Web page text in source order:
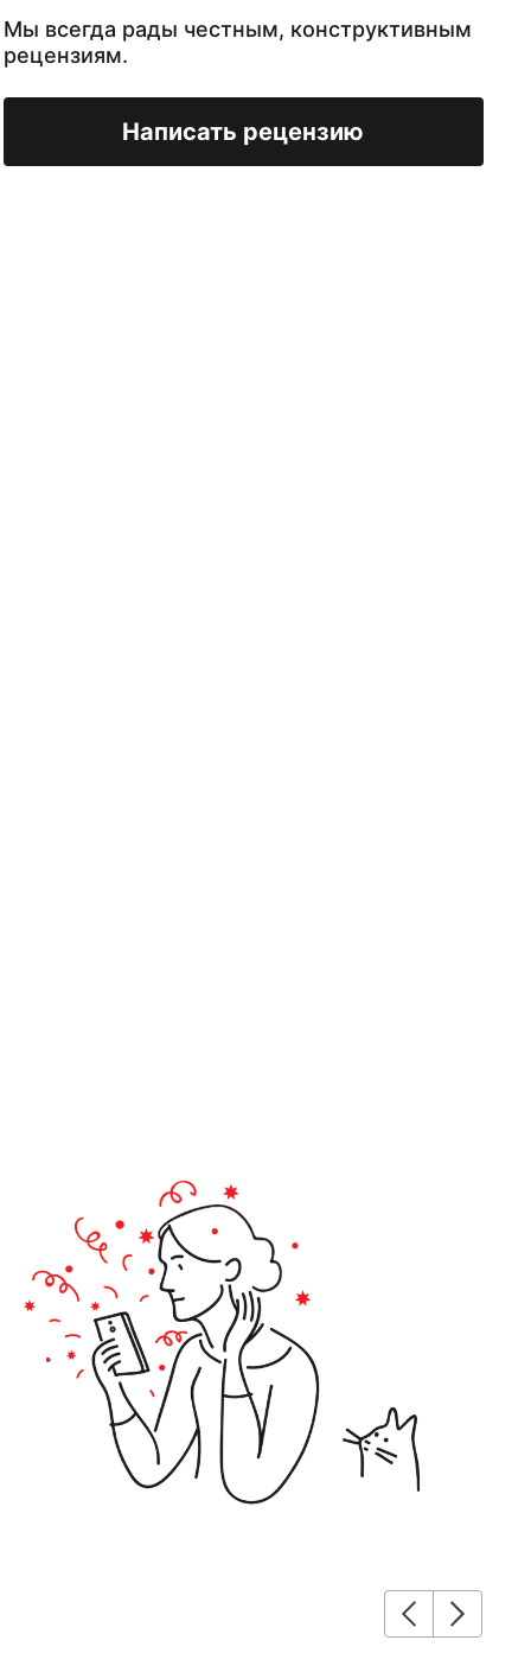
Мы всегда рады честным, конструктивным
рецензиям.
Написать рецензию